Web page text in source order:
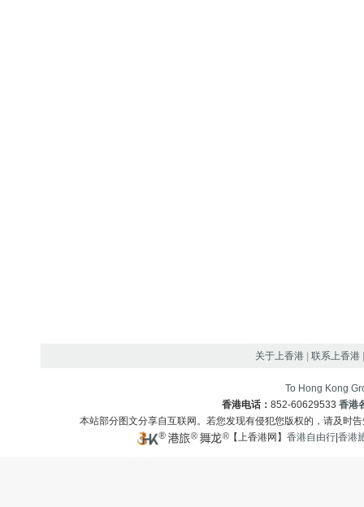
关于上香港 |联系上香港
To Hong Kong
香港电话： 852-60629533 香港
本站部分图文分享自互联网。若您发现有侵犯您版权的，请及时
【上香港网】香港自由行 |香港